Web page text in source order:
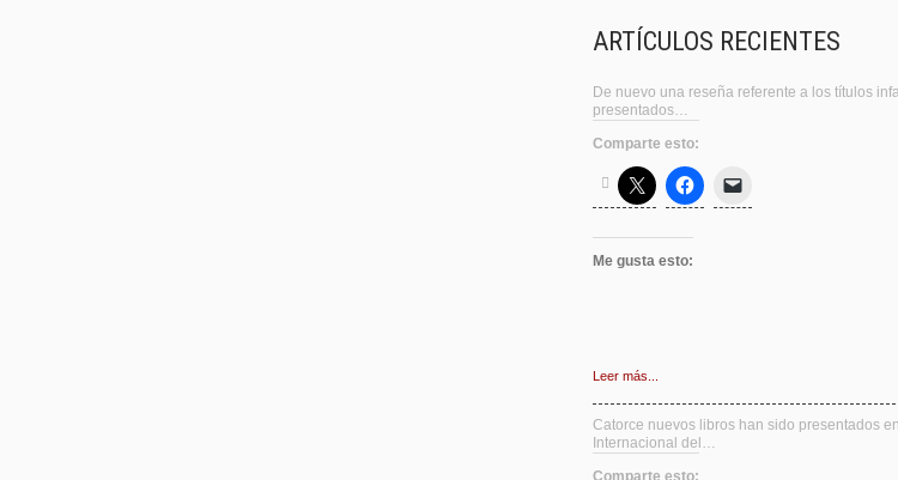
ARTÍCULOS RECIENTES
De nuevo una reseña referente a los títulos
presentados…
Comparte esto:
Me gusta esto:
Leer más...
Catorce nuevos libros han sido presentados
Internacional del…
Comparte esto: